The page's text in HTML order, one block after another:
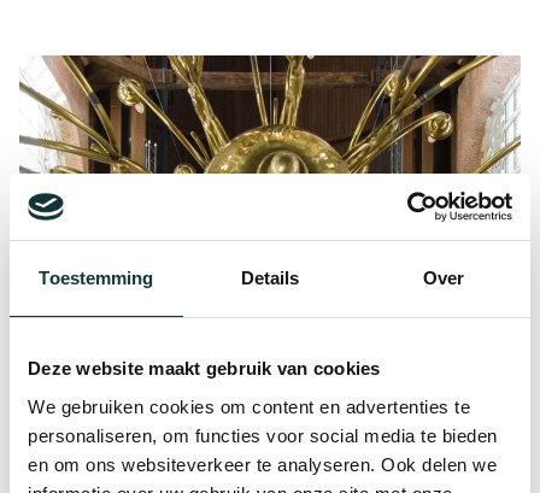
Toestemming Details Over
Deze website maakt gebruik van cookies
We gebruiken cookies om content en advertenties te
personaliseren, om functies voor social media te bieden
en om ons websiteverkeer te analyseren. Ook delen we
Duurzaamheid
De Pieterskerk Leiden heeft als rijksmonument en
oudste monument in Leiden een maatschappelijke